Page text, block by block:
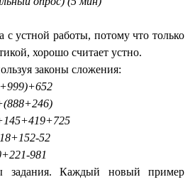
с устной работы, потому что только
хорошо считает устно.
законы сложения:
52
981
задания. Каждый новый пример